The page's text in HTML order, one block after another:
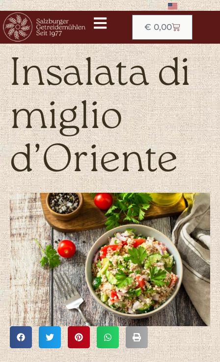
€ 0,00
Insalata di
miglio
d’Oriente